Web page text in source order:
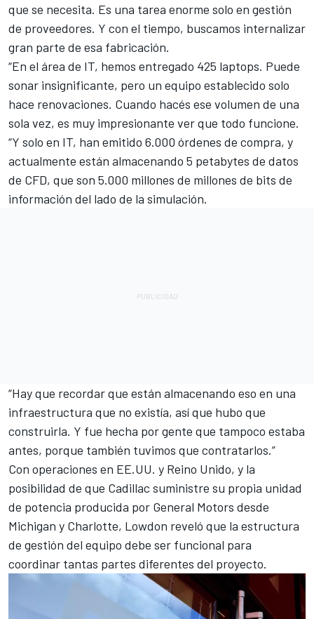
que se necesita. Es una tarea enorme solo en gestión
de proveedores. Y con el tiempo, buscamos internalizar
gran parte de esa fabricación.
“En el área de IT, hemos entregado 425 laptops. Puede
sonar insignificante, pero un equipo establecido solo
hace renovaciones. Cuando hacés ese volumen de una
sola vez, es muy impresionante ver que todo funcione.
“Y solo en IT, han emitido 6.000 órdenes de compra, y
actualmente están almacenando 5 petabytes de datos
de CFD, que son 5.000 millones de millones de bits de
información del lado de la simulación.
“Hay que recordar que están almacenando eso en una
infraestructura que no existía, así que hubo que
construirla. Y fue hecha por gente que tampoco estaba
antes, porque también tuvimos que contratarlos.”
Con operaciones en EE.UU. y Reino Unido, y la
posibilidad de que Cadillac suministre su propia unidad
de potencia producida por General Motors desde
Michigan y Charlotte, Lowdon reveló que la estructura
de gestión del equipo debe ser funcional para
coordinar tantas partes diferentes del proyecto.